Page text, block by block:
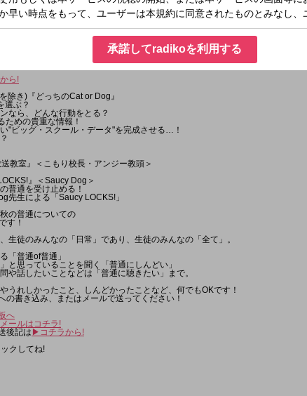
LOCKS! 』
先生が担当する【Chevon LOCKS!】が期間限定で開講！
動するスリーピースバンド・Chevon先生！
でChevon先生のようにかっこよくステージに立ちたい！と悩む生徒に直接電話
ブロック」と「#ChevonLOCKS」をつけて感想をポストしてね！
ら!
除き)『どっちのCat or Dog』
選ぶ？
なら、どんな行動をとる？
ための貴重な情報！
"ビッグ・スクール・データ"を完成させる…！
教室』＜こもり校長・アンジー教頭＞
』＜Saucy Dog＞
普通を受け止める！
先生による「Saucy LOCKS!」
の普通についての
す！
生徒のみんなの「日常」であり、生徒のみんなの「全て」。
「普通of普通」
と思っていることを聞く「普通にしんどい」
や話したいことなどは「普通に聴きたい」まで。
うれしかったこと、しんどかったことなど、何でもOKです！
の書き込み、またはメールで送ってください！
へ
ールはコチラ!
後記は ▶︎コチラから!
クしてね!
承諾してradikoを利用する